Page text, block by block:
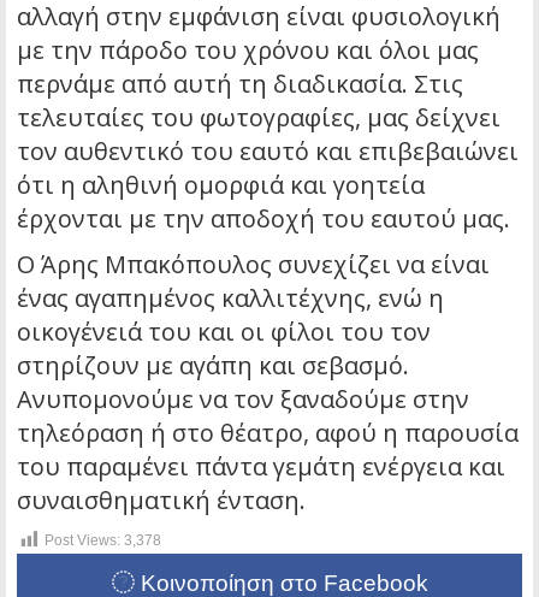
αλλαγή στην εμφάνιση είναι φυσιολογική
με την πάροδο του χρόνου και όλοι μας
περνάμε από αυτή τη διαδικασία. Στις
τελευταίες του φωτογραφίες, μας δείχνει
τον αυθεντικό του εαυτό και επιβεβαιώνει
ότι η αληθινή ομορφιά και γοητεία
έρχονται με την αποδοχή του εαυτού μας.
Ο Άρης Μπακόπουλος συνεχίζει να είναι
ένας αγαπημένος καλλιτέχνης, ενώ η
οικογένειά του και οι φίλοι του τον
στηρίζουν με αγάπη και σεβασμό.
Ανυπομονούμε να τον ξαναδούμε στην
τηλεόραση ή στο θέατρο, αφού η παρουσία
του παραμένει πάντα γεμάτη ενέργεια και
συναισθηματική ένταση.
Post Views: 3,378
Κοινοποίηση στο Facebook